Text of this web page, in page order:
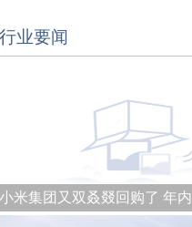
行业要闻